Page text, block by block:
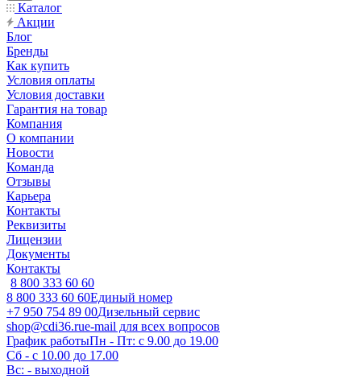
Каталог
Акции
Блог
Бренды
Как купить
Условия оплаты
Условия доставки
Гарантия на товар
Компания
О компании
Новости
Команда
Отзывы
Карьера
Контакты
Реквизиты
Лицензии
Документы
Контакты
8 800 333 60 60
8 800 333 60 60Единый номер
+7 950 754 89 00Дизельный сервис
shop@cdi36.rue-mail для всех вопросов
График работыПн - Пт: с 9.00 до 19.00
Сб - с 10.00 до 17.00
Вс: - выходной